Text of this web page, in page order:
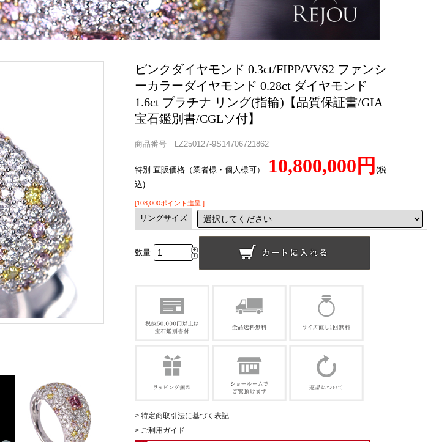
ピンクダイヤモンド 0.3ct/FIPP/VVS2 ファンシ
ーカラーダイヤモンド 0.28ct ダイヤモンド
1.6ct プラチナ リング(指輪)【品質保証書/GIA
宝石鑑別書/CGLソ付】
商品番号 LZ250127-9S14706721862
特別 直販価格（業者様・個人様可） 10,800,000円(税
込)
[108,000ポイント進呈 ]
リングサイズ
数量
> 特定商取引法に基づく表記
> ご利用ガイド